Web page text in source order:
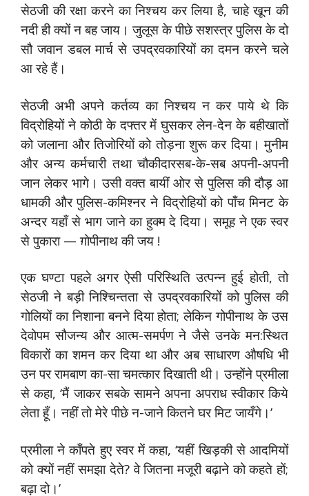
सेठजी की रक्षा करने का निश्चय कर लिया है, चाहे खून की
नदी ही क्यों न बह जाय। जुलूस के पीछे सशस्त्र पुलिस के दो
सौ जवान डबल मार्च से उपद्रवकारियों का दमन करने चले
आ रहे हैं।
सेठजी अभी अपने कर्तव्य का निश्चय न कर पाये थे कि
विद्रोहियों ने कोठी के दफ्तर में घुसकर लेन-देन के बहीखातों
को जलाना और तिजोरियों को तोड़ना शुरू कर दिया। मुनीम
और अन्य कर्मचारी तथा चौकीदारसब-के-सब अपनी-अपनी
जान लेकर भागे। उसी वक्त बायीं ओर से पुलिस की दौड़ आ
धामकी और पुलिस-कमिश्नर ने विद्रोहियों को पाँच मिनट के
अन्दर यहाँ से भाग जाने का हुक्म दे दिया। समूह ने एक स्वर
से पुकारा — ग़ोपीनाथ की जय !
एक घण्टा पहले अगर ऐसी परिस्थिति उत्पन्न हुई होती, तो
सेठजी ने बड़ी निश्चिन्तता से उपद्रवकारियों को पुलिस की
गोलियों का निशाना बनने दिया होता; लेकिन गोपीनाथ के उस
देवोपम सौजन्य और आत्म-समर्पण ने जैसे उनके मन:स्थित
विकारों का शमन कर दिया था और अब साधारण औषधि भी
उन पर रामबाण का-सा चमत्कार दिखाती थी। उन्होंने प्रमीला
से कहा, ‘मैं जाकर सबके सामने अपना अपराध स्वीकार किये
लेता हूँ। नहीं तो मेरे पीछे न-जाने कितने घर मिट जायँगे।’
प्रमीला ने काँपते हुए स्वर में कहा, ‘यहीं खिड़की से आदमियों
को क्यों नहीं समझा देते? वे जितना मजूरी बढ़ाने को कहते हों;
बढ़ा दो।’